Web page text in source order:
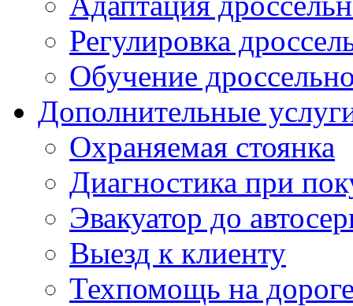
Регулировка
Обучение
Дополнительные
Охраняемая стоянка
Диагностика при
Эвакуатор до
Выезд к клиенту
Техпомощь на